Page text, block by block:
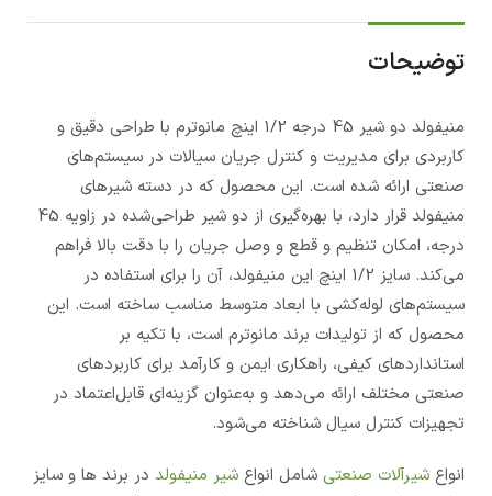
توضیحات
منیفولد دو شیر 45 درجه 1/2 اینچ مانوترم با طراحی دقیق و
کاربردی برای مدیریت و کنترل جریان سیالات در سیستم‌های
صنعتی ارائه شده است. این محصول که در دسته شیرهای
منیفولد قرار دارد، با بهره‌گیری از دو شیر طراحی‌شده در زاویه 45
درجه، امکان تنظیم و قطع و وصل جریان را با دقت بالا فراهم
می‌کند. سایز 1/2 اینچ این منیفولد، آن را برای استفاده در
سیستم‌های لوله‌کشی با ابعاد متوسط مناسب ساخته است. این
محصول که از تولیدات برند مانوترم است، با تکیه بر
استانداردهای کیفی، راهکاری ایمن و کارآمد برای کاربردهای
صنعتی مختلف ارائه می‌دهد و به‌عنوان گزینه‌ای قابل‌اعتماد در
تجهیزات کنترل سیال شناخته می‌شود.
انواع شیرآلات صنعتی شامل انواع شیر منیفولد در برند ها و سایز